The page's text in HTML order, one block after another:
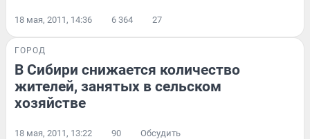
18 мая, 2011, 14:36 6 364 27
ГОРОД
В Сибири снижается количество
жителей, занятых в сельском
хозяйстве
18 мая, 2011, 13:22 90 Обсудить